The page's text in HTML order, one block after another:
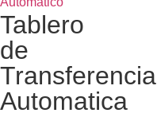
Tablero
de
Transferencia
Automatica